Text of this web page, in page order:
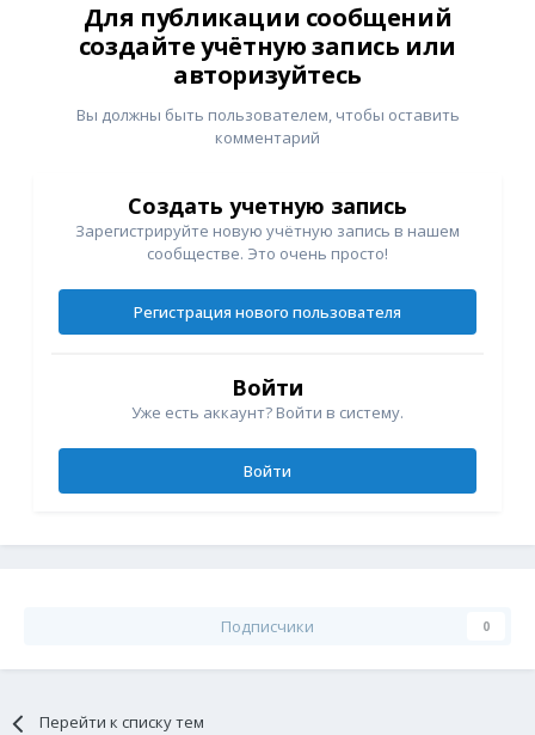
Для публикации сообщений
создайте учётную запись или
авторизуйтесь
Вы должны быть пользователем, чтобы оставить
комментарий
Создать учетную запись
Зарегистрируйте новую учётную запись в нашем
сообществе. Это очень просто!
Регистрация нового пользователя
Войти
Уже есть аккаунт? Войти в систему.
Войти
Подписчики 0
Перейти к списку тем